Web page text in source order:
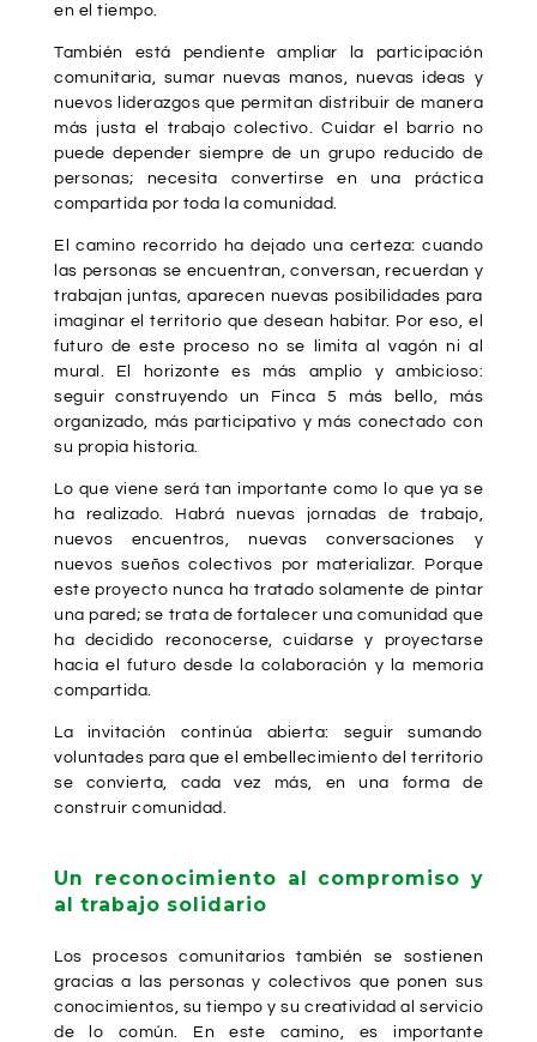
en el tiempo.
También está pendiente ampliar la participación
comunitaria, sumar nuevas manos, nuevas ideas y
nuevos liderazgos que permitan distribuir de manera
más justa el trabajo colectivo. Cuidar el barrio no
puede depender siempre de un grupo reducido de
personas; necesita convertirse en una práctica
compartida por toda la comunidad.
El camino recorrido ha dejado una certeza: cuando
las personas se encuentran, conversan, recuerdan y
trabajan juntas, aparecen nuevas posibilidades para
imaginar el territorio que desean habitar. Por eso, el
futuro de este proceso no se limita al vagón ni al
mural. El horizonte es más amplio y ambicioso:
seguir construyendo un Finca 5 más bello, más
organizado, más participativo y más conectado con
su propia historia.
Lo que viene será tan importante como lo que ya se
ha realizado. Habrá nuevas jornadas de trabajo,
nuevos encuentros, nuevas conversaciones y
nuevos sueños colectivos por materializar. Porque
este proyecto nunca ha tratado solamente de pintar
una pared; se trata de fortalecer una comunidad que
ha decidido reconocerse, cuidarse y proyectarse
hacia el futuro desde la colaboración y la memoria
compartida.
La invitación continúa abierta: seguir sumando
voluntades para que el embellecimiento del territorio
se convierta, cada vez más, en una forma de
construir comunidad.
Un reconocimiento al compromiso y
al trabajo solidario
Los procesos comunitarios también se sostienen
gracias a las personas y colectivos que ponen sus
conocimientos, su tiempo y su creatividad al servicio
de lo común. En este camino, es importante